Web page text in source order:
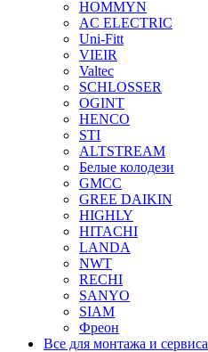
HOMMYN
AC ELECTRIC
Uni-Fitt
VIEIR
Valtec
SCHLOSSER
OGINT
HENCO
STI
ALTSTREAM
Белые колодези
GMCC
GREE DAIKIN
HIGHLY
HITACHI
LANDA
NWT
RECHI
SANYO
SIAM
Фреон
Все для монтажа и сервиса